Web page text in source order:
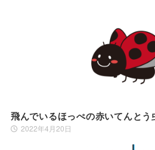
飛んでいるほっぺの赤いてんとう
2022年4月20日